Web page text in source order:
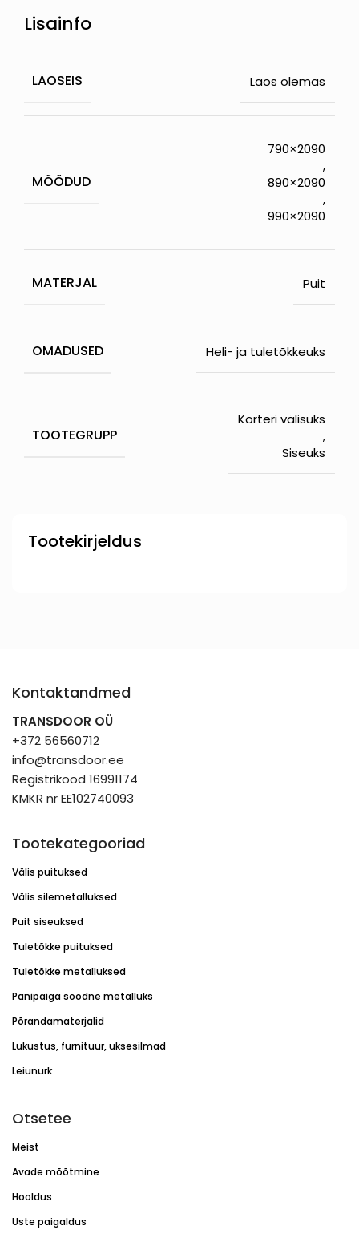
Tootekirjeldus
Lisainfo
LAOSEIS Laos olemas
MÕÕDUD
790×2090
,
890×2090
,
990×2090
MATERJAL Puit
OMADUSED Heli- ja tuletõkkeuks
TOOTEGRUPP
Korteri välisuks
,
Siseuks
Kontaktandmed
TRANSDOOR OÜ
+372 56560712
info@transdoor.ee
Registrikood 16991174
KMKR nr EE102740093
Tootekategooriad
Välis puituksed
Välis silemetalluksed
Puit siseuksed
Tuletõkke puituksed
Tuletõkke metalluksed
Panipaiga soodne metalluks
Põrandamaterjalid
Lukustus, furnituur, uksesilmad
Leiunurk
Otsetee
Meist
Avade mõõtmine
Hooldus
Uste paigaldus